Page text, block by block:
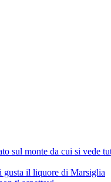
sul monte da cui si vede
gusta il liquore di Marsiglia